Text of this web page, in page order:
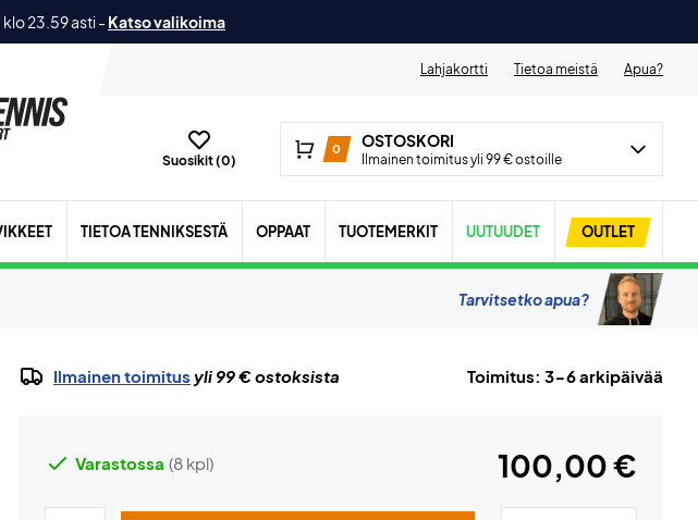
klo 23.59 asti- Katso valikoima
Lahjakortti Tietoa meistä Apua?
Suosikit (0)
0 OSTOSKORI
Ilmainen toimitus yli 99 € ostoille
TIETOA TENNIKSESTÄ OPPAAT TUOTEMERKIT UUTUUDET OUTLET
Tarvitsetko apua?
Ilmainen toimitus yli 99 € ostoksista Toimitus: 3-6 arkipäivää
Varastossa (8 kpl) 100,00 €